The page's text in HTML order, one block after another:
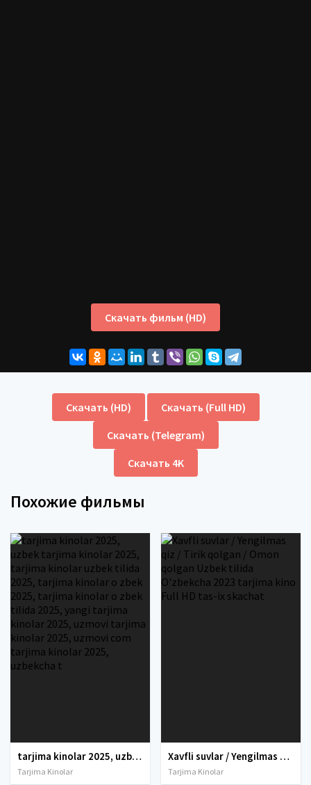
Скачать фильм (HD)
Скачать (HD)
Скачать (Full HD)
Скачать (Telegram)
Скачать 4K
Похожие фильмы
tarjima kinolar 2025, uzbek tarjima kinolar 2025, tarjima kinolar uzbek tilida 2025, tarjima kinolar o zbek 2025, tarjima kinolar o zbek tilida 2025, yangi tarjima kinolar 2025, uzmovi tarjima kinolar 2025, uzmovi com tarjima kinolar 2025, uzbekcha t
Tarjima Kinolar
Xavfli suvlar / Yengilmas qiz / Tirik qolgan / Omon qolgan Uzbek tilida O'zbekcha 2023 tarjima kino Full HD tas-ix skachat
Tarjima Kinolar